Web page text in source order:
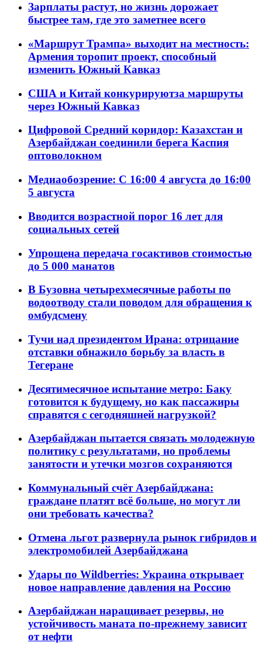
Зарплаты растут, но жизнь дорожает
быстрее там, где это заметнее всего
«Маршрут Трампа» выходит на местность:
Армения торопит проект, способный
изменить Южный Кавказ
США и Китай конкурируютза маршруты
через Южный Кавказ
Цифровой Средний коридор: Казахстан и
Азербайджан соединили берега Каспия
оптоволокном
Медиаобозрение: С 16:00 4 августа до 16:00
5 августа
Вводится возрастной порог 16 лет для
социальных сетей
Упрощена передача госактивов стоимостью
до 5 000 манатов
В Бузовна четырехмесячные работы по
водоотводу стали поводом для обращения к
омбудсмену
Тучи над президентом Ирана: отрицание
отставки обнажило борьбу за власть в
Тегеране
Десятимесячное испытание метро: Баку
готовится к будущему, но как пассажиры
справятся с сегодняшней нагрузкой?
Азербайджан пытается связать молодежную
политику с результатами, но проблемы
занятости и утечки мозгов сохраняются
Коммунальный счёт Азербайджана:
граждане платят всё больше, но могут ли
они требовать качества?
Отмена льгот развернула рынок гибридов и
электромобилей Азербайджана
Удары по Wildberries: Украина открывает
новое направление давления на Россию
Азербайджан наращивает резервы, но
устойчивость маната по-прежнему зависит
от нефти